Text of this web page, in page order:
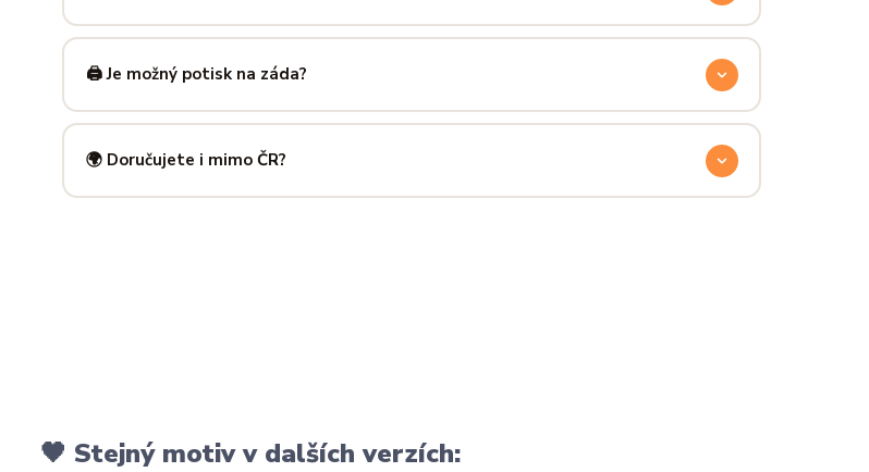
Standardně výměnu nenabízíme, ale víme, že se to stane — proto se nebojte napsat na
info@ilus.cz. Většinou společně najdeme řešení, které vás potěší.
🖨️ Je možný potisk na záda?
Ano! Potisk zad je možný u většiny našich produktů — skvělé pro originální dárky nebo párové
kousky. Napiš nám předem na
🌍 Doručujete i mimo ČR?
🖤 Stejný motiv v dalších verzích: